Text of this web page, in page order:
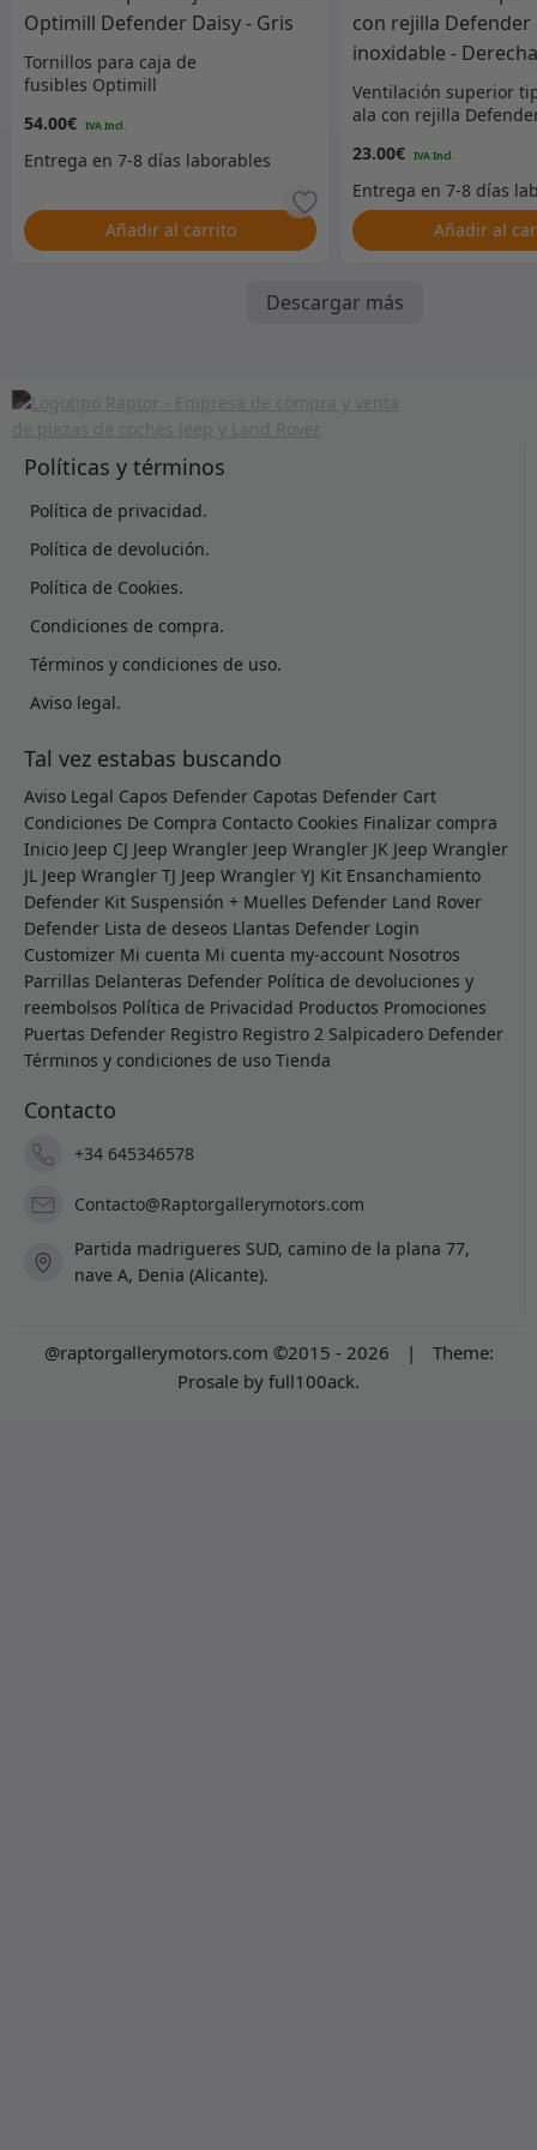
Tornillos para caja de
fusibles Optimill
54.00€
Añadir al carrito
Ventilación superior
ala con rejilla
Derecha
23.00€
Añadir al
Descargar más
Políticas y términos
Política de privacidad.
Política de devolución.
Política de Cookies.
Condiciones de compra.
Términos y condiciones de uso.
Aviso legal.
Tal vez estabas buscando
Aviso Legal Capos Defender Capotas Defender Cart
Condiciones De Compra Contacto Cookies Finalizar compra
Inicio Jeep CJ Jeep Wrangler Jeep Wrangler JK Jeep Wrangler
JL Jeep Wrangler TJ Jeep Wrangler YJ Kit Ensanchamiento
Defender Kit Suspensión + Muelles Defender Land Rover
Defender Lista de deseos Llantas Defender Login
Customizer Mi cuenta Mi cuenta my-account Nosotros
Parrillas Delanteras Defender Política de devoluciones y
reembolsos Política de Privacidad Productos Promociones
Puertas Defender Registro Registro 2 Salpicadero Defender
Términos y condiciones de uso Tienda
Contacto
+34 645346578
Contacto@Raptorgallerymotors.com
Partida madrigueres SUD, camino de la plana 77,
nave A, Denia (Alicante).
@raptorgallerymotors.com ©2015 - 2026 |
Theme:
Prosale by full100ack.